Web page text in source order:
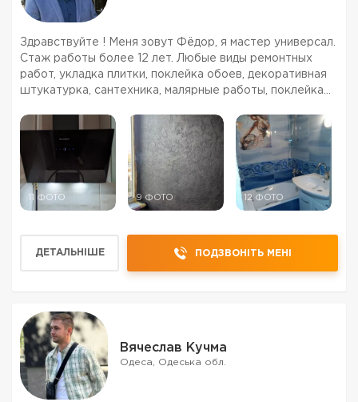
Здравствуйте ! Меня зовут Фёдор, я мастер универсал.
Стаж работы более 12 лет. Любые виды ремонтных
работ, укладка плитки, поклейка обоев, декоративная
штукатурка, сантехника, малярные работы, поклейка
установка / сборка кухни, установка / сборка ме...
11 ФОТО 9 ФОТО 12 ФОТО
ДЕТАЛЬНІШЕ ПОДЗВОНІТЬ МЕНІ
Вячеслав Кучма
Одеса, Одеська обл.